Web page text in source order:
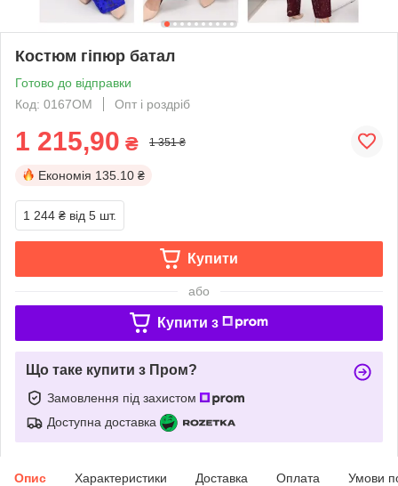
Костюм гіпюр батал
Готово до відправки
Код: 0167ОМ
Опт і роздріб
1 215,90 ₴ 1 351 ₴
Економія 135.10 ₴
1 244 ₴ від 5 шт.
Купити
або
Купити з
Що таке купити з Пром?
Замовлення під захистом
Доступна доставка
Опис Характеристики Доставка Оплата Умови